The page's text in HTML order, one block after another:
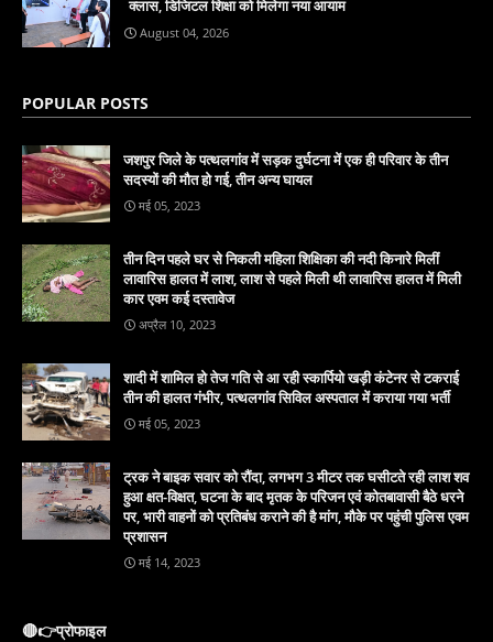
क्लास, डिजिटल शिक्षा को मिलेगा नया आयाम
August 04, 2026
POPULAR POSTS
जशपुर जिले के पत्थलगांव में सड़क दुर्घटना में एक ही परिवार के तीन
सदस्यों की मौत हो गई, तीन अन्य घायल
मई 05, 2023
तीन दिन पहले घर से निकली महिला शिक्षिका की नदी किनारे मिलीं
लावारिस हालत में लाश, लाश से पहले मिली थी लावारिस हालत में मिली
कार एवम कई दस्तावेज
अप्रैल 10, 2023
शादी में शामिल हो तेज गति से आ रही स्कार्पियो खड़ी कंटेनर से टकराई
तीन की हालत गंभीर, पत्थलगांव सिविल अस्पताल में कराया गया भर्ती
मई 05, 2023
ट्रक ने बाइक सवार को रौंदा, लगभग 3 मीटर तक घसीटते रही लाश शव
हुआ क्षत-विक्षत, घटना के बाद मृतक के परिजन एवं कोतबावासी बैठे धरने
पर, भारी वाहनों को प्रतिबंध कराने की है मांग, मौके पर पहुंची पुलिस एवम
प्रशासन
मई 14, 2023
🔴👉प्रोफाइल